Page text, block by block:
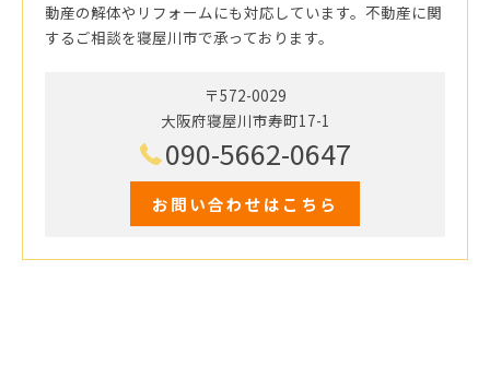
動産の解体やリフォームにも対応しています。不動産に関
するご相談を寝屋川市で承っております。
〒572-0029
大阪府寝屋川市寿町17-1
090-5662-0647
お問い合わせはこちら